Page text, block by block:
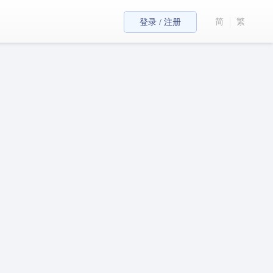
登录 / 注册 简 繁